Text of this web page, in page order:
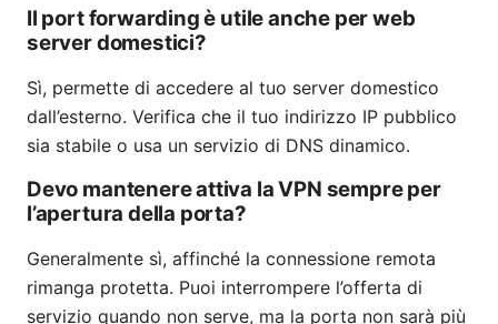
Il port forwarding è utile anche per web
server domestici?
Sì, permette di accedere al tuo server domestico
dall’esterno. Verifica che il tuo indirizzo IP pubblico
sia stabile o usa un servizio di DNS dinamico.
Devo mantenere attiva la VPN sempre per
l’apertura della porta?
Generalmente sì, affinché la connessione remota
rimanga protetta. Puoi interrompere l’offerta di
servizio quando non serve, ma la porta non sarà più